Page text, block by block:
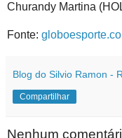
Churandy Martina
Fonte:
Blog do Silvio Ramon -
Compartilhar
Nenhum